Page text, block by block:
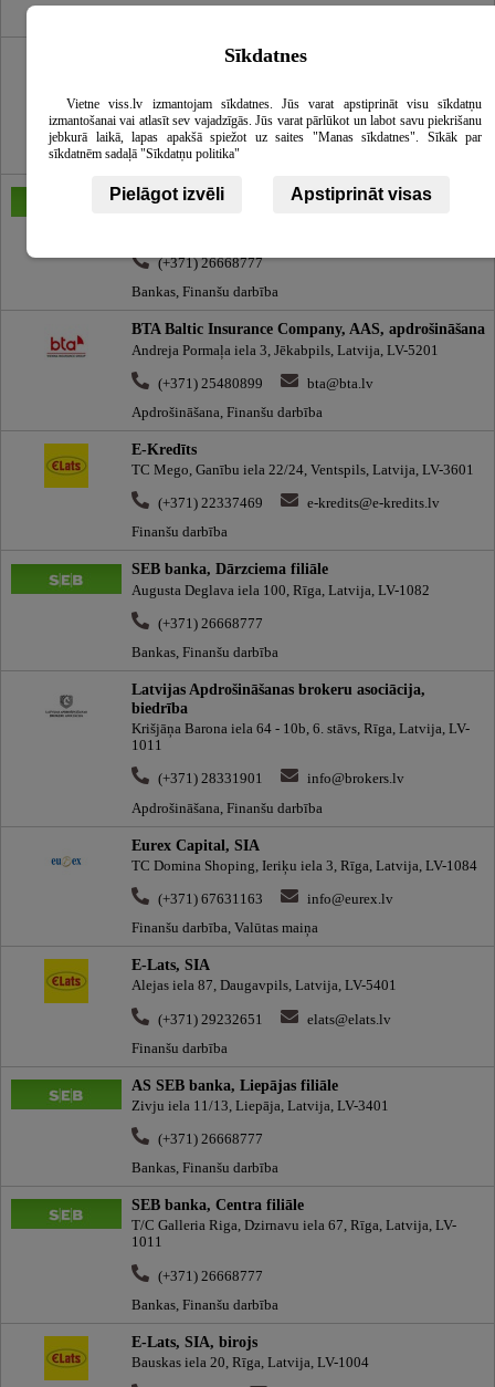
Luminor Bank, AS, klientu apkalpošanas centrs
(+371) 67171880
info@luminor.lv
Bankas, Finanšu darbība
AS SEB banka, Kuldīgas finanšu konsultāciju centrs
(+371) 26668777
Bankas, Finanšu darbība
BTA Baltic Insurance Company, AAS, apdrošināšana
Andreja Pormaļa iela 3, Jēkabpils, Latvija, LV-5201
(+371) 25480899
bta@bta.lv
Apdrošināšana, Finanšu darbība
E-Kredīts
TC Mego, Ganību iela 22/24, Ventspils, Latvija, LV-3601
(+371) 22337469
e-kredits@e-kredits.lv
Finanšu darbība
SEB banka, Dārzciema filiāle
Augusta Deglava iela 100, Rīga, Latvija, LV-1082
(+371) 26668777
Bankas, Finanšu darbība
Latvijas Apdrošināšanas brokeru asociācija,
biedrība
Krišjāņa Barona iela 64 - 10b, 6. stāvs, Rīga, Latvija, LV-
1011
(+371) 28331901
info@brokers.lv
Apdrošināšana, Finanšu darbība
Eurex Capital, SIA
TC Domina Shoping, Ieriķu iela 3, Rīga, Latvija, LV-1084
(+371) 67631163
info@eurex.lv
Finanšu darbība, Valūtas maiņa
E-Lats, SIA
Alejas iela 87, Daugavpils, Latvija, LV-5401
(+371) 29232651
elats@elats.lv
Finanšu darbība
AS SEB banka, Liepājas filiāle
Zivju iela 11/13, Liepāja, Latvija, LV-3401
(+371) 26668777
Bankas, Finanšu darbība
SEB banka, Centra filiāle
T/C Galleria Riga, Dzirnavu iela 67, Rīga, Latvija, LV-
1011
(+371) 26668777
Bankas, Finanšu darbība
E-Lats, SIA, birojs
Bauskas iela 20, Rīga, Latvija, LV-1004
Sīkdatnes
Vietne viss.lv izmantojam sīkdatnes. Jūs varat apstiprināt visu sīkdatņu
izmantošanai vai atlasīt sev vajadzīgās. Jūs varat pārlūkot un labot savu piekrišanu
jebkurā laikā, lapas apakšā spiežot uz saites "Manas sīkdatnes". Sīkāk par
sīkdatnēm sadaļā "Sīkdatņu politika"
Pielāgot izvēli Apstiprināt visas